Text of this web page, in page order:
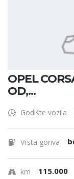
OPEL
OD,...
Godište vozila
Vrsta goriva
km 115.000